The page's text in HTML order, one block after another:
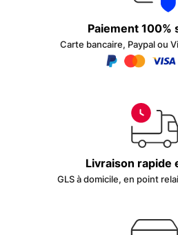
Paiement 100%
Carte bancaire, Paypal ou
Livraison rapide
GLS à domicile, en point